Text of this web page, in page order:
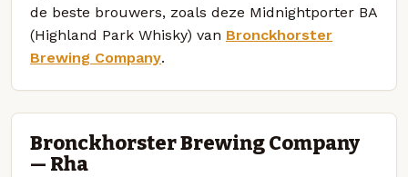
de beste brouwers, zoals deze Midnightporter BA
(Highland Park Whisky) van Bronckhorster
Brewing Company.
Bronckhorster Brewing Company
— Rha